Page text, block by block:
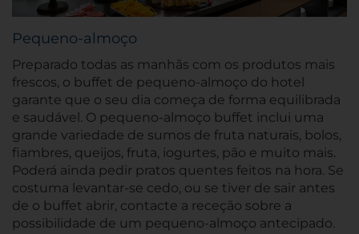
Pequeno-almoço
Preparado todas as manhãs com os produtos mais
frescos, o buffet de pequeno-almoço do hotel
garante que o seu dia começa de forma equilibrada
e saudável. O pequeno-almoço buffet inclui uma
grande variedade de sumos de fruta naturais, bolos,
fiambres, queijos, fruta, iogurtes, pão e muito mais.
Poderá ainda pedir pratos quentes feitos na hora. Se
costuma levantar-se cedo, ou se tiver de sair antes
de o buffet abrir, contacte a receção sobre a
possibilidade de um pequeno-almoço antecipado.